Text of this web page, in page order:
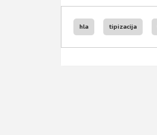
hla tipizacija